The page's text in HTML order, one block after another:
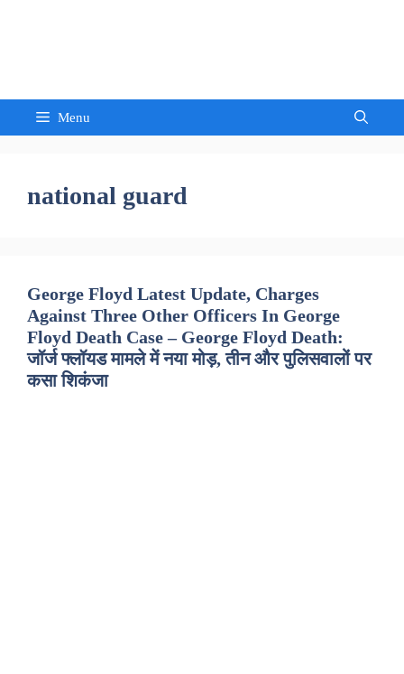
Menu
national guard
George Floyd Latest Update, Charges
Against Three Other Officers In George
Floyd Death Case – George Floyd Death:
जॉर्ज फ्लॉयड मामले में नया मोड़, तीन और पुलिसवालों पर
कसा शिकंजा